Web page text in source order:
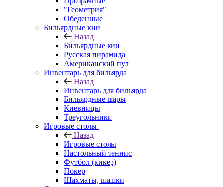
"Геометрия"
Обеденные
Бильярдные кии
Назад
Бильярдные кии
Русская пирамида
Американский пул
Инвентарь для бильярда
Назад
Инвентарь для бильярда
Бильярдные шары
Киевницы
Треугольники
Игровые столы
Назад
Игровые столы
Настольный теннис
Футбол (кикер)
Покер
Шахматы, шашки